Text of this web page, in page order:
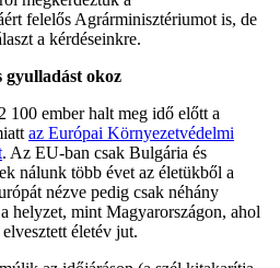
felelős Agrárminisztériumot is, de
a kérdéseinkre.
gyulladást okoz
100 ember halt meg idő előtt a
az Európai Környezetvédelmi
. Az EU-ban csak Bulgária és
nálunk több évet az életükből a
nézve pedig csak néhány
helyzet, mint Magyarországon, ahol
életév jut.